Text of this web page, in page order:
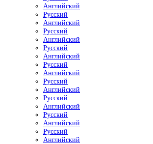
Английский
Русский
Английский
Русский
Английский
Русский
Английский
Русский
Английский
Русский
Английский
Русский
Английский
Русский
Английский
Русский
Английский